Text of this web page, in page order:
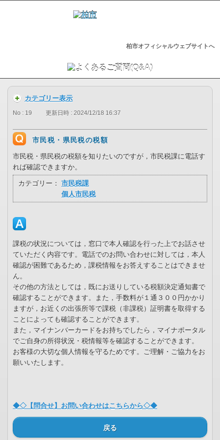
柏市オフィシャルウェブサイトへ
カテゴリー表示
No : 19 更新日時 : 2024/12/18 16:37
市民税・県民税の税額
市民税・県民税の税額を知りたいのですが，市民税課に電話す
れば確認できますか。
カテゴリー：
市民税課
個人市民税
課税の状況については，窓口で本人確認を行った上でお話させ
ていただく内容です。電話でのお問い合わせに対しては，本人
確認が困難であるため，課税情報をお答えすることはできませ
ん。
その他の方法としては，既にお送りしている税額決定通知書で
確認することができます。また，手数料が１通３００円かかり
ますが，お近くの出張所等で課税（非課税）証明書を取得する
ことによっても確認することができます。
また，マイナンバーカードをお持ちでしたら，マイナポータル
でご自身の所得状況・税情報等を確認することができます。
お客様の大切な個人情報を守るためです。ご理解・ご協力をお
願いいたします。
◆◇【問合せ】お問い合わせはこちらから◇◆
戻る